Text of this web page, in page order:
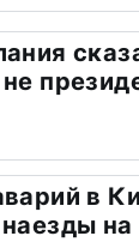
в